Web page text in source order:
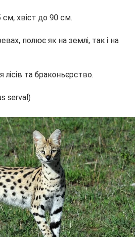
хвіст до 90 см.
полює як на землі, так і на
лісів та браконьєрство.
serval)